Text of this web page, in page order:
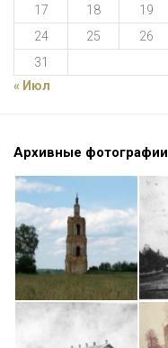
17
18 19
24
25 26
31
« Июл
Архивные фотографии